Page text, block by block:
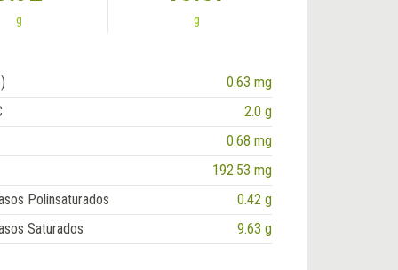
g g
0.63 mg
2.0 g
0.68 mg
192.53 mg
Polinsaturados
0.42 g
Saturados
9.63 g